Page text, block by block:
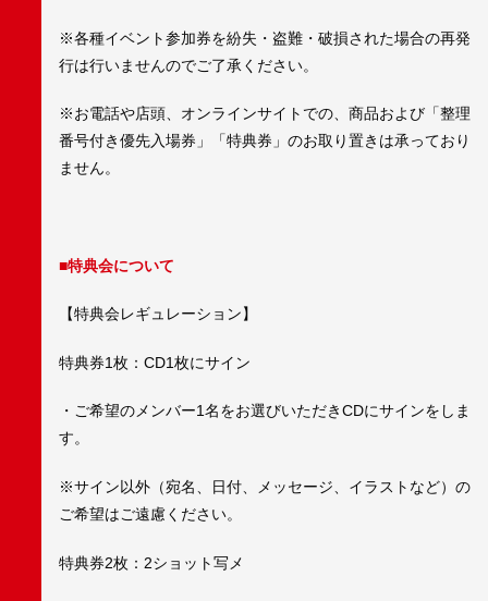
※各種イベント参加券を紛失・盗難・破損された場合の再発
行は行いませんのでご了承ください。
※お電話や店頭、オンラインサイトでの、商品および「整理
番号付き優先入場券」「特典券」のお取り置きは承っており
ません。
■特典会について
【特典会レギュレーション】
特典券1枚：CD1枚にサイン
・ご希望のメンバー1名をお選びいただきCDにサインをしま
す。
※サイン以外（宛名、日付、メッセージ、イラストなど）の
ご希望はご遠慮ください。
特典券2枚：2ショット写メ